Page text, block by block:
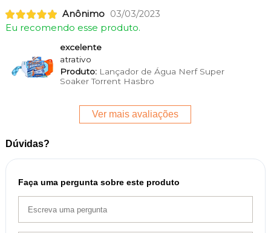
Anônimo 03/03/2023
Eu recomendo esse produto.
excelente
atrativo
Produto:Lançador de Água Nerf Super
Soaker Torrent Hasbro
Ver mais avaliações
Dúvidas?
Faça uma pergunta sobre este produto